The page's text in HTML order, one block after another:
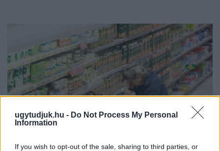
ugytudjuk.hu - Do Not Process My Personal
Information
If you wish to opt-out of the sale, sharing to third parties, or